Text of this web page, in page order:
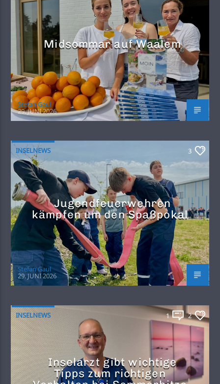
Midsommar auf Waalem
Stefan Gaul
29. JUNI 2026
INSELNEWS 3
Jugendfeuerwehren
kämpfen um den Spaßpokal
Stefan Gaul
29. JUNI 2026
INSELNEWS 1 2
Inselarzt gibt wichtige
Tipps zum richtigen